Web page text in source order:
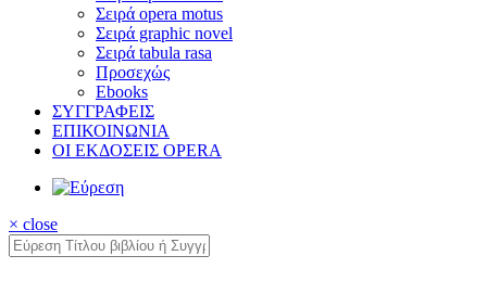
Σειρά opera motus
Σειρά graphic novel
Σειρά tabula rasa
Προσεχώς
Ebooks
ΣΥΓΓΡΑΦΕΙΣ
ΕΠΙΚΟΙΝΩΝΙΑ
ΟΙ ΕΚΔΟΣΕΙΣ OPERA
× close